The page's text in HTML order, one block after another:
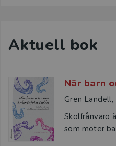
Aktuell bok
När barn
Gren Landell,
Skolfrånvaro
som möter